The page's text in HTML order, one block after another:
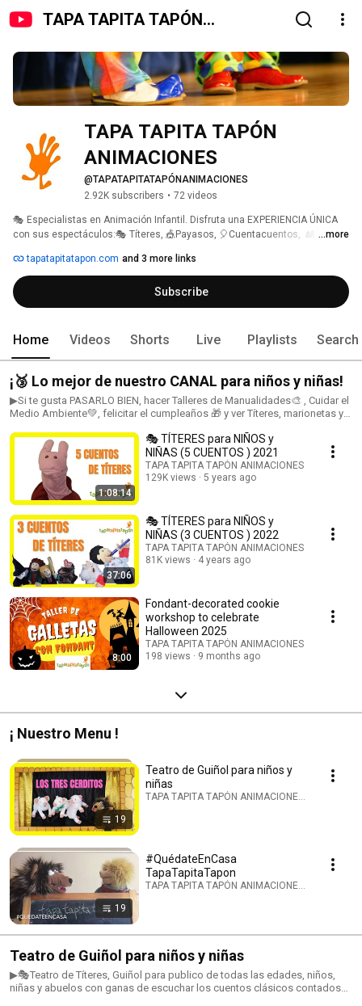
TAPA TAPITA TAPÓN
TAPA TAPITA TAPÓN
ANIMACIONES
@TAPATAPITATAPÓNANIMACIONES
2.92K subscribers • 72 videos
🎭 Especialistas en Animación Infantil. Disfruta una EXPERIENCIA ÚNICA
con sus espectáculos:🎭 Títeres, 🎪Payasos, 🎈Cuentacuentos,  🎎Teatro
...more
tapatapitatapon.com and 3 more links
Subscribe
Home Videos Shorts Live Playlists Search
¡🥉 Lo mejor de nuestro CANAL para niños y niñas!
▶Si te gusta PASARLO BIEN, hacer Talleres de Manualidades🎨 , Cuidar el
Medio Ambiente💚, felicitar el cumpleaños 🎁 y ver Títeres, marionetas y
1:08:14
🎭 TÍTERES para NIÑOS y
NIÑAS (5 CUENTOS ) 2021
TAPA TAPITA TAPÓN ANIMACIONES
129K views
5 years ago
37:06
🎭 TÍTERES para NIÑOS y
NIÑAS (3 CUENTOS ) 2022
TAPA TAPITA TAPÓN ANIMACIONES
81K views
4 years ago
8:00
Fondant-decorated cookie
workshop to celebrate
Halloween 2025
TAPA TAPITA TAPÓN ANIMACIONES
198 views
9 months ago
¡ Nuestro Menu !
19
Teatro de Guiñol para niños y
niñas
TAPA TAPITA TAPÓN ANIMACIONES · Playlist
19
#QuédateEnCasa
TapaTapitaTapon
TAPA TAPITA TAPÓN ANIMACIONES · Playlist
Teatro de Guiñol para niños y niñas
▶🎭Teatro de Títeres, Guiñol para publico de todas las edades, niños,
niñas y abuelos con ganas de escuchar los cuentos clásicos contados